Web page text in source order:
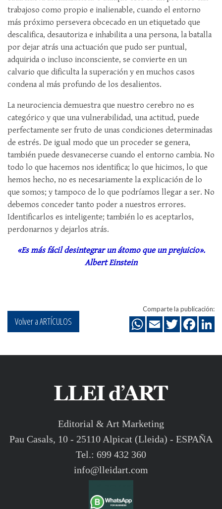
trabajoso como propio e inalienable, cuando el entorno
más próximo persevera obcecado en un etiquetado que
descalifica, desautoriza e inhabilita a una persona, la batalla
por dejar atrás una actuación que pudo ser puntual,
adquirida o incluso inconsciente, se convierte en un
calvario que dificulta la superación y en muchos casos
condena al más profundo de los desalientos.
La neurociencia demuestra que nuestro cerebro no es
categórico y que una vulnerabilidad, una actitud, puede
perfectamente ser fruto de unas condiciones determinadas
de estrés. De igual modo que un proceder se genera,
también puede desvanecerse cuando el entorno cambia. No
todo lo que hacemos nos identifica; lo que hicimos, lo que
hemos hecho, no es necesariamente la explicación de lo
que somos; y tampoco de lo que podríamos llegar a ser. No
debemos conceder tanto poder a nuestros errores.
Identificarlos es inteligente; también lo es aceptarlos,
perdonarnos y dejarlos atrás.
«Es más fácil desintegrar un átomo que un prejuicio».
Albert Einstein
Volver a ARTÍCULOS
Comparte la publicación:
Editorial & Art Marketing
Pau Casals, 10 - 25110 Alpicat (Lleida) - ESPAÑA
Tel.: 699 432 360
info@lleidart.com